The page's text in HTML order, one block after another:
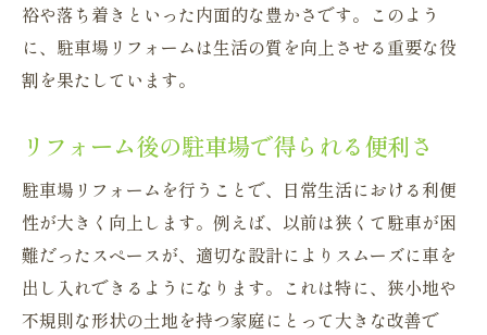
裕や落ち着きといった内面的な豊かさです。このよう
に、駐車場リフォームは生活の質を向上させる重要な役
割を果たしています。
リフォーム後の駐車場で得られる便利さ
駐車場リフォームを行うことで、日常生活における利便
性が大きく向上します。例えば、以前は狭くて駐車が困
難だったスペースが、適切な設計によりスムーズに車を
出し入れできるようになります。これは特に、狭小地や
不規則な形状の土地を持つ家庭にとって大きな改善で